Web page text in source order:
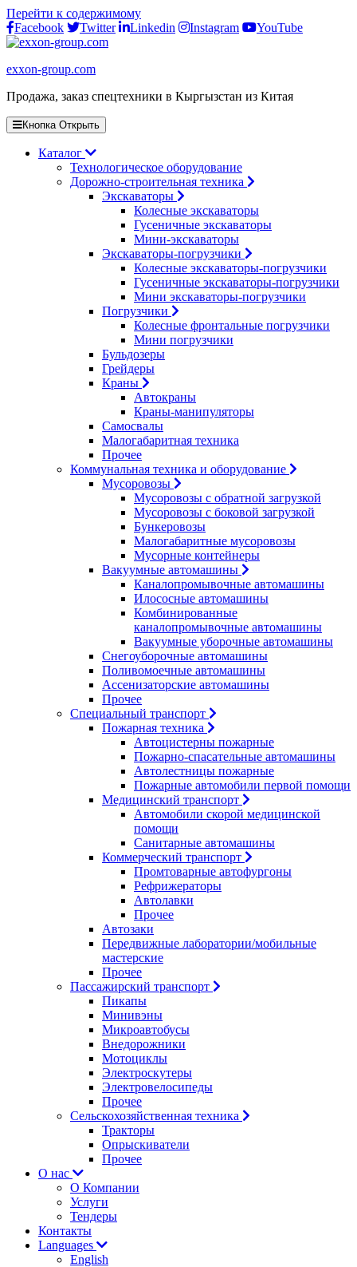
Перейти к содержимому
Facebook
Twitter Linkedin Instagram YouTube
exxon-group.com
Продажа, заказ спецтехники в Кыргызстан из Китая
Кнопка Открыть
Каталог
Технологическое оборудование
Дорожно-строительная техника
Экскаваторы
Колесные экскаваторы
Гусеничные экскаваторы
Мини-экскаваторы
Экскаваторы-погрузчики
Колесные экскаваторы-погрузчики
Гусеничные экскаваторы-погрузчики
Мини экскаваторы-погрузчики
Погрузчики
Колесные фронтальные погрузчики
Мини погрузчики
Бульдозеры
Грейдеры
Краны
Автокраны
Краны-манипуляторы
Самосвалы
Малогабаритная техника
Прочее
Коммунальная техника и оборудование
Мусоровозы
Мусоровозы с обратной загрузкой
Мусоровозы с боковой загрузкой
Бункеровозы
Малогабаритные мусоровозы
Мусорные контейнеры
Вакуумные автомашины
Каналопромывочные автомашины
Илососные автомашины
Комбинированные
каналопромывочные автомашины
Вакуумные уборочные автомашины
Снегоуборочные автомашины
Поливомоечные автомашины
Ассенизаторские автомашины
Прочее
Специальный транспорт
Пожарная техника
Автоцистерны пожарные
Пожарно-спасательные автомашины
Автолестницы пожарные
Пожарные автомобили первой помощи
Медицинский транспорт
Автомобили скорой медицинской
помощи
Санитарные автомашины
Коммерческий транспорт
Промтоварные автофургоны
Рефрижераторы
Автолавки
Прочее
Автозаки
Передвижные лаборатории/мобильные
мастерские
Прочее
Пассажирский транспорт
Пикапы
Минивэны
Микроавтобусы
Внедорожники
Мотоциклы
Электроскутеры
Электровелосипеды
Прочее
Сельскохозяйственная техника
Тракторы
Опрыскиватели
Прочее
О нас
О Компании
Услуги
Тендеры
Контакты
Languages
English